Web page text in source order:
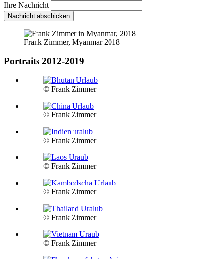
Ihre Nachricht
Nachricht abschicken
Frank Zimmer, Myanmar 2018
Portraits 2012-2019
© Frank Zimmer
© Frank Zimmer
© Frank Zimmer
© Frank Zimmer
© Frank Zimmer
© Frank Zimmer
© Frank Zimmer